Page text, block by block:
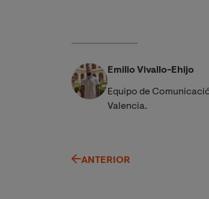
Emilio Vivallo-Ehijo
Equipo de
Valencia.
ANTERIOR